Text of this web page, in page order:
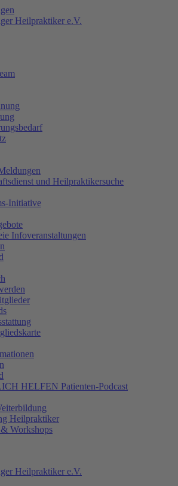
und Heilpraktikersuche
Initiative
Infoveranstaltungen
HELFEN Patienten-Podcast
Heilpraktiker
Workshops